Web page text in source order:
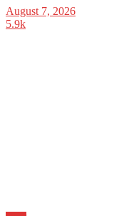
August 7, 2026
5.9k